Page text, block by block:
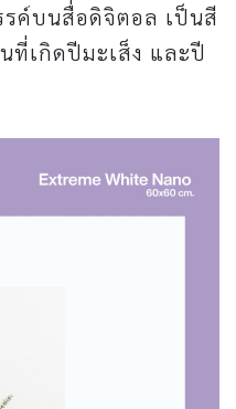
รค์บนสื่อดิจิตอล เป็นสี
ที่เกิดปีมะเส็ง และปี